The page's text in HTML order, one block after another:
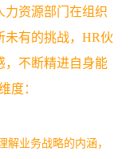
力资源部门在组织
未有的挑战，HR伙
，不断精进自身能
度：
解业务战略的内涵，